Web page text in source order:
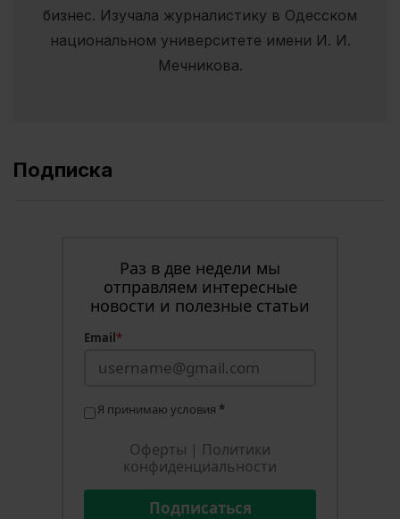
бизнес. Изучала журналистику в Одесском
национальном университете имени И. И.
Мечникова.
Подписка
Раз в две недели мы
отправляем интересные
новости и полезные статьи
Email*
Я принимаю условия *
Оферты | Политики
конфиденциальности
Подписаться